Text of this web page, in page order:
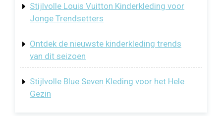
Stijlvolle Louis Vuitton Kinderkleding voor
Jonge Trendsetters
Ontdek de nieuwste kinderkleding trends
van dit seizoen
Stijlvolle Blue Seven Kleding voor het Hele
Gezin